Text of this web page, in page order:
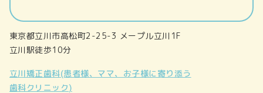
東京都立川市高松町2-25-3 メープル立川1F
立川駅徒歩10分
立川矯正歯科(患者様、ママ、お子様に寄り添う
歯科クリニック)